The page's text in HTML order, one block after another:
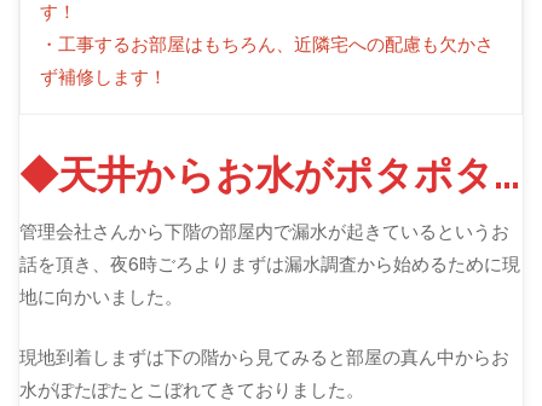
す！
・工事するお部屋はもちろん、近隣宅への配慮も欠かさ
ず補修します！
◆天井からお水がポタポタ…
管理会社さんから下階の部屋内で漏水が起きているというお
話を頂き、夜6時ごろよりまずは漏水調査から始めるために現
地に向かいました。
現地到着しまずは下の階から見てみると部屋の真ん中からお
水がぽたぽたとこぼれてきておりました。